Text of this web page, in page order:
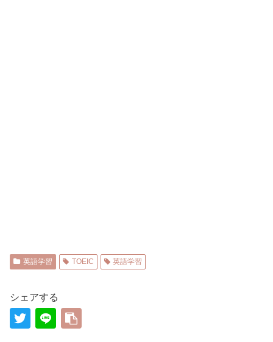
英語学習 TOEIC 英語学習
シェアする